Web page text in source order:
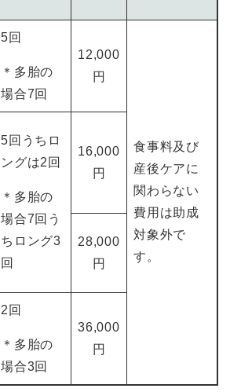
5回
＊多胎の
場合7回
12,000
円
食事料及び
産後ケアに
関わらない
費用は助成
対象外で
す。
5回うちロ
ングは2回
＊多胎の
場合7回う
ちロング3
回
16,000
円
28,000
円
2回
＊多胎の
場合3回
36,000
円